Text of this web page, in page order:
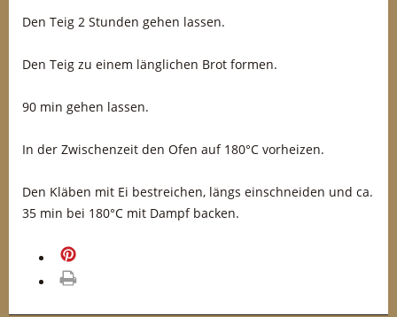
Den Teig 2 Stunden gehen lassen.
Den Teig zu einem länglichen Brot formen.
90 min gehen lassen.
In der Zwischenzeit den Ofen auf 180°C vorheizen.
Den Kläben mit Ei bestreichen, längs einschneiden und ca.
35 min bei 180°C mit Dampf backen.